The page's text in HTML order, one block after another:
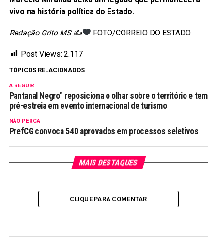
vivo na história política do Estado.
Redação Grito MS✍ FOTO/CORREIO DO ESTADO
Post Views: 2.117
TÓPICOS RELACIONADOS
A SEGUIR
Pantanal Negro” reposiciona o olhar sobre o território e tem
pré-estreia em evento internacional de turismo
NÃO PERCA
PrefCG convoca 540 aprovados em processos seletivos
MAIS DESTAQUES
CLIQUE PARA COMENTAR